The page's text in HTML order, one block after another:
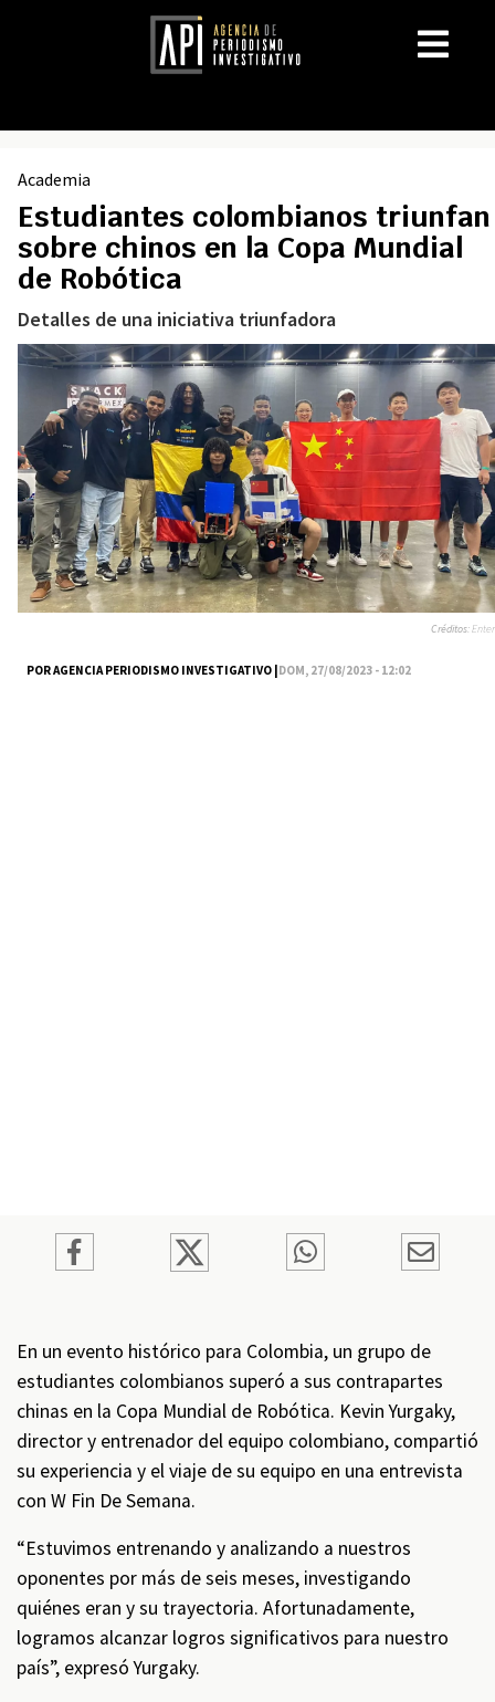
Academia
Estudiantes colombianos triunfan
sobre chinos en la Copa Mundial
de Robótica
Detalles de una iniciativa triunfadora
POR AGENCIA PERIODISMO INVESTIGATIVO |DOM, 27/08/2023 - 12:02
Créditos:Enter
En un evento histórico para Colombia, un grupo de
estudiantes colombianos superó a sus contrapartes
chinas en la Copa Mundial de Robótica. Kevin Yurgaky,
director y entrenador del equipo colombiano, compartió
su experiencia y el viaje de su equipo en una entrevista
con W Fin De Semana.
“Estuvimos entrenando y analizando a nuestros
oponentes por más de seis meses, investigando
quiénes eran y su trayectoria. Afortunadamente,
logramos alcanzar logros significativos para nuestro
país”, expresó Yurgaky.